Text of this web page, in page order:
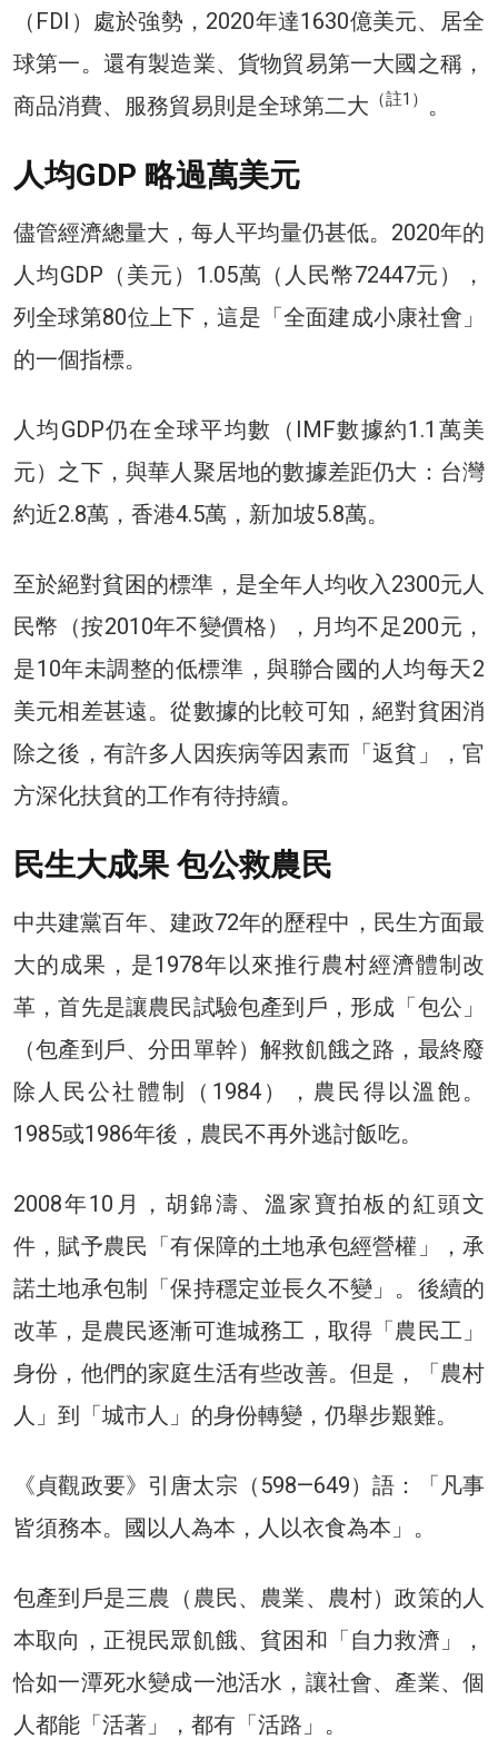
（FDI）處於強勢，2020年達1630億美元、居全
球第一。還有製造業、貨物貿易第一大國之稱，
商品消費、服務貿易則是全球第二大 （註1） 。
人均GDP 略過萬美元
儘管經濟總量大，每人平均量仍甚低。2020年的
人均GDP（美元）1.05萬（人民幣72447元），
列全球第80位上下，這是「全面建成小康社會」
的一個指標。
人均GDP仍在全球平均數（IMF數據約1.1萬美
元）之下，與華人聚居地的數據差距仍大：台灣
約近2.8萬，香港4.5萬，新加坡5.8萬。
至於絕對貧困的標準，是全年人均收入2300元人
民幣（按2010年不變價格），月均不足200元，
是10年未調整的低標準，與聯合國的人均每天2
美元相差甚遠。從數據的比較可知，絕對貧困消
除之後，有許多人因疾病等因素而「返貧」，官
方深化扶貧的工作有待持續。
民生大成果 包公救農民
中共建黨百年、建政72年的歷程中，民生方面最
大的成果，是1978年以來推行農村經濟體制改
革，首先是讓農民試驗包產到戶，形成「包公」
（包產到戶、分田單幹）解救飢餓之路，最終廢
除人民公社體制（1984），農民得以溫飽。
1985或1986年後，農民不再外逃討飯吃。
2008年10月，胡錦濤、溫家寶拍板的紅頭文
件，賦予農民「有保障的土地承包經營權」，承
諾土地承包制「保持穩定並長久不變」。後續的
改革，是農民逐漸可進城務工，取得「農民工」
身份，他們的家庭生活有些改善。但是，「農村
人」到「城市人」的身份轉變，仍舉步艱難。
《貞觀政要》引唐太宗（598—649）語：「凡事
皆須務本。國以人為本，人以衣食為本」。
包產到戶是三農（農民、農業、農村）政策的人
本取向，正視民眾飢餓、貧困和「自力救濟」，
恰如一潭死水變成一池活水，讓社會、產業、個
人都能「活著」，都有「活路」。